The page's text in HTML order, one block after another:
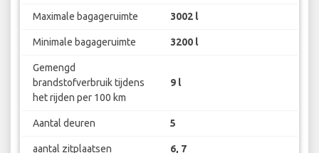
Maximale bagageruimte 3002 l
Minimale bagageruimte 3200 l
Gemengd
brandstofverbruik tijdens
het rijden per 100 km
9 l
Aantal deuren 5
aantal zitplaatsen 6, 7